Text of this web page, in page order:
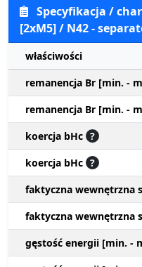
Specyfikacja /
[2xM5] / N42 -
właściwości
remanencja Br [min. -
remanencja Br [min. -
koercja bHc ?
koercja bHc ?
faktyczna wewnętrzna
faktyczna wewnętrzna
gęstość energii [min. -